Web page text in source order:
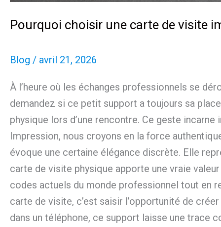
Pourquoi choisir une carte de visite
Blog / avril 21, 2026
À l’heure où les échanges professionnels se
demandez si ce petit support a toujours sa
physique lors d’une rencontre. Ce geste
Impression, nous croyons en la force
évoque une certaine élégance discrète. Elle
carte de visite physique apporte une vraie
codes actuels du monde professionnel tout en
carte de visite, c’est saisir l’opportunité de
dans un téléphone, ce support laisse une trace